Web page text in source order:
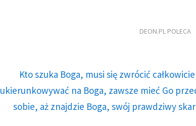
DEON.PL POLECA
Kto szuka Boga, musi się zwrócić
ukierunkowywać na Boga, zawsze mieć Go
sobie, aż znajdzie Boga, swój prawdziwy